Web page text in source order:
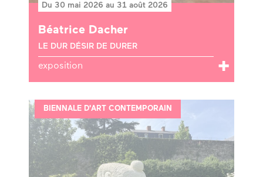
Du 30 mai 2026 au 31 août 2026
Béatrice Dacher
LE DUR DÉSIR DE DURER
exposition
BIENNALE D'ART CONTEMPORAIN